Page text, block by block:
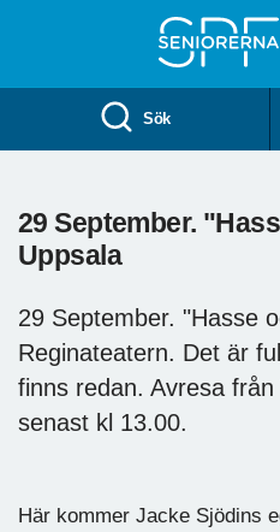
Sök
29 September.
Uppsala
29 September. "Hasse
Reginateatern. Det är
finns redan. Avresa
senast kl 13.00.
Här kommer Jacke Sjödins